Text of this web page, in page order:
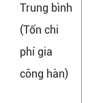
Trung bình
(Tốn chi
phí gia
công hàn)